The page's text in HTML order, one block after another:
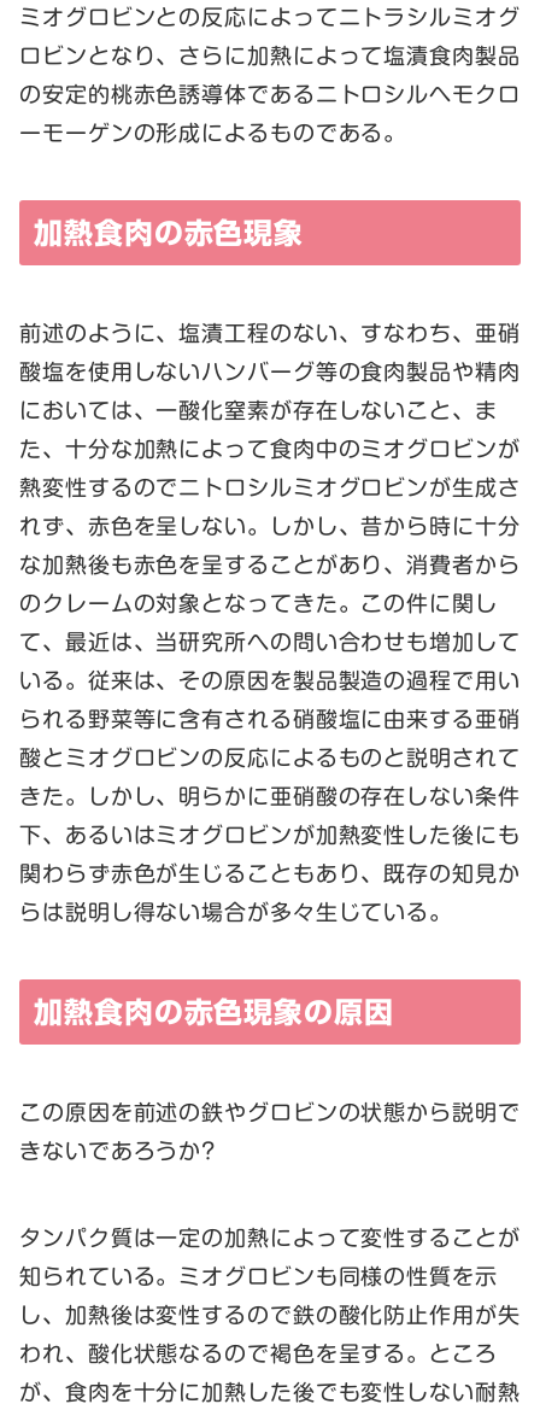
ミオグロビンとの反応によってニトラシルミオグ
ロビンとなり、さらに加熱によって塩漬食肉製品
の安定的桃赤色誘導体であるニトロシルヘモクロ
ーモーゲンの形成によるものである。
加熱食肉の赤色現象
前述のように、塩漬工程のない、すなわち、亜硝
酸塩を使用しないハンバーグ等の食肉製品や精肉
においては、一酸化窒素が存在しないこと、ま
た、十分な加熱によって食肉中のミオグロビンが
熱変性するのでニトロシルミオグロビンが生成さ
れず、赤色を呈しない。しかし、昔から時に十分
な加熱後も赤色を呈することがあり、消費者から
のクレームの対象となってきた。この件に関し
て、最近は、当研究所への問い合わせも増加して
いる。従来は、その原因を製品製造の過程で用い
られる野菜等に含有される硝酸塩に由来する亜硝
酸とミオグロビンの反応によるものと説明されて
きた。しかし、明らかに亜硝酸の存在しない条件
下、あるいはミオグロビンが加熱変性した後にも
関わらず赤色が生じることもあり、既存の知見か
らは説明し得ない場合が多々生じている。
加熱食肉の赤色現象の原因
この原因を前述の鉄やグロビンの状態から説明で
きないであろうか?
タンパク質は一定の加熱によって変性することが
知られている。ミオグロビンも同様の性質を示
し、加熱後は変性するので鉄の酸化防止作用が失
われ、酸化状態なるので褐色を呈する。ところ
が、食肉を十分に加熱した後でも変性しない耐熱